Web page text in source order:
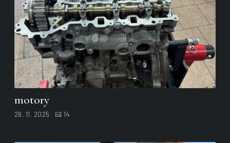
motory
26. 11. 2025 14